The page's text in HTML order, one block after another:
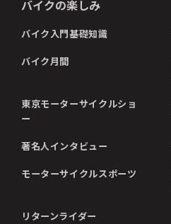
バイクの楽しみ
バイク入門基礎知識
バイク月間
東京モーターサイクルショ
ー
著名人インタビュー
モーターサイクルスポーツ
リターンライダー